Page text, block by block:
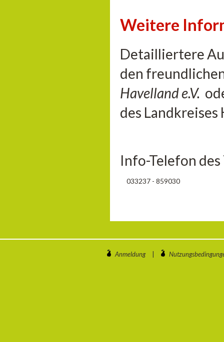
Weitere
Detailliertere
den
Havelland e.V.
des Landkreises
Info-Telefon des
033237 - 859030
Anmeldung